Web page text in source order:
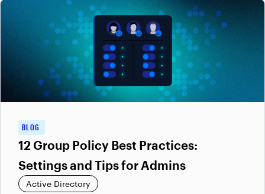
BLOG
12 Group Policy Best Practices:
Settings and Tips for Admins
Active Directory